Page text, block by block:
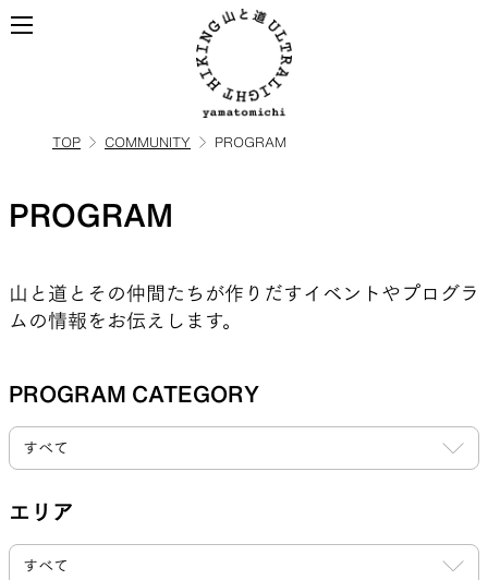
全ての製品を見る
TOP COMMUNITY PROGRAM
PROGRAM
山と道とその仲間たちが作りだすイベントやプログラ
ムの情報をお伝えします。
PROGRAM CATEGORY
エリア